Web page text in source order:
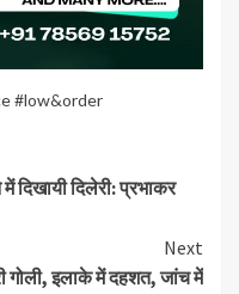
#low&order
दिखायी दिलेरी: प्रभाकर
Next
गोली, इलाके में दहशत, जांच में